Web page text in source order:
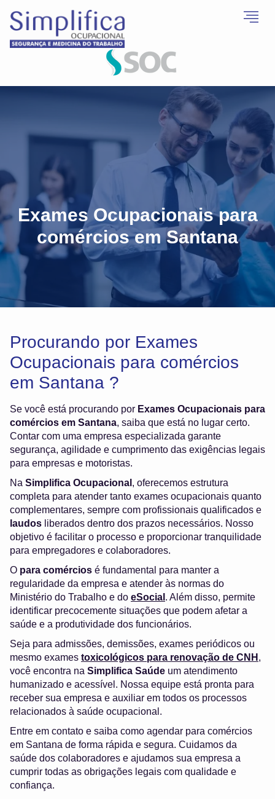
Exames Ocupacionais para
comércios em Santana
Procurando por Exames
Ocupacionais para comércios
em Santana ?
Se você está procurando por Exames Ocupacionais para
comércios em Santana, saiba que está no lugar certo.
Contar com uma empresa especializada garante
segurança, agilidade e cumprimento das exigências legais
para empresas e motoristas.
Na Simplifica Ocupacional , oferecemos estrutura
completa para atender tanto exames ocupacionais quanto
complementares, sempre com profissionais qualificados e
laudos liberados dentro dos prazos necessários. Nosso
objetivo é facilitar o processo e proporcionar tranquilidade
para empregadores e colaboradores.
O para comércios é fundamental para manter a
regularidade da empresa e atender às normas do
Ministério do Trabalho e do eSocial . Além disso, permite
identificar precocemente situações que podem afetar a
saúde e a produtividade dos funcionários.
Seja para admissões, demissões, exames periódicos ou
mesmo exames toxicológicos para renovação de CNH ,
você encontra na Simplifica Saúde um atendimento
humanizado e acessível. Nossa equipe está pronta para
receber sua empresa e auxiliar em todos os processos
relacionados à saúde ocupacional.
Entre em contato e saiba como agendar para comércios
em Santana de forma rápida e segura. Cuidamos da
saúde dos colaboradores e ajudamos sua empresa a
cumprir todas as obrigações legais com qualidade e
confiança.